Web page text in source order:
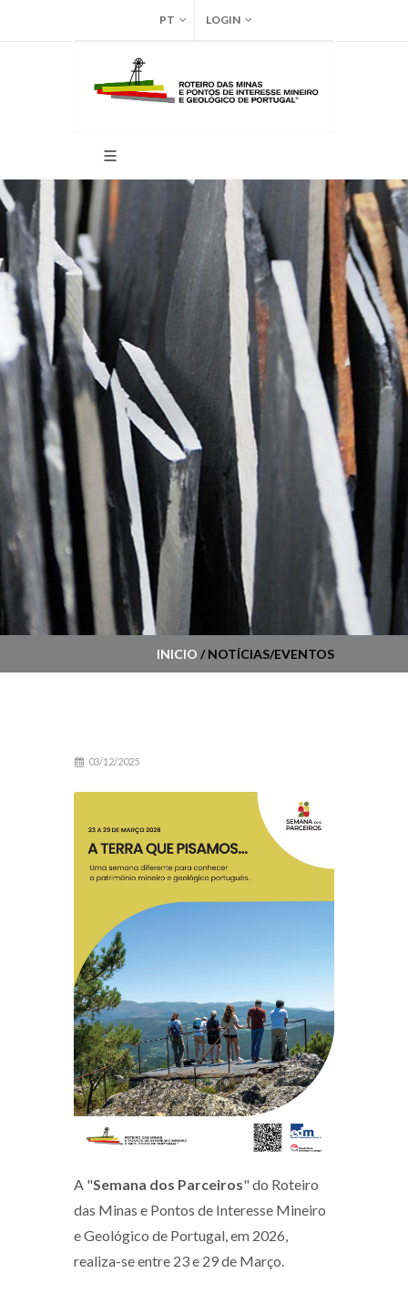
PT LOGIN
INICIO / NOTÍCIAS/EVENTOS
03/12/2025
A "Semana dos Parceiros" do Roteiro
das Minas e Pontos de Interesse Mineiro
e Geológico de Portugal, em 2026,
realiza-se entre 23 e 29 de Março.